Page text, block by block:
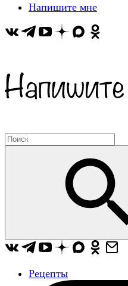
Напишите мне
Рецепты